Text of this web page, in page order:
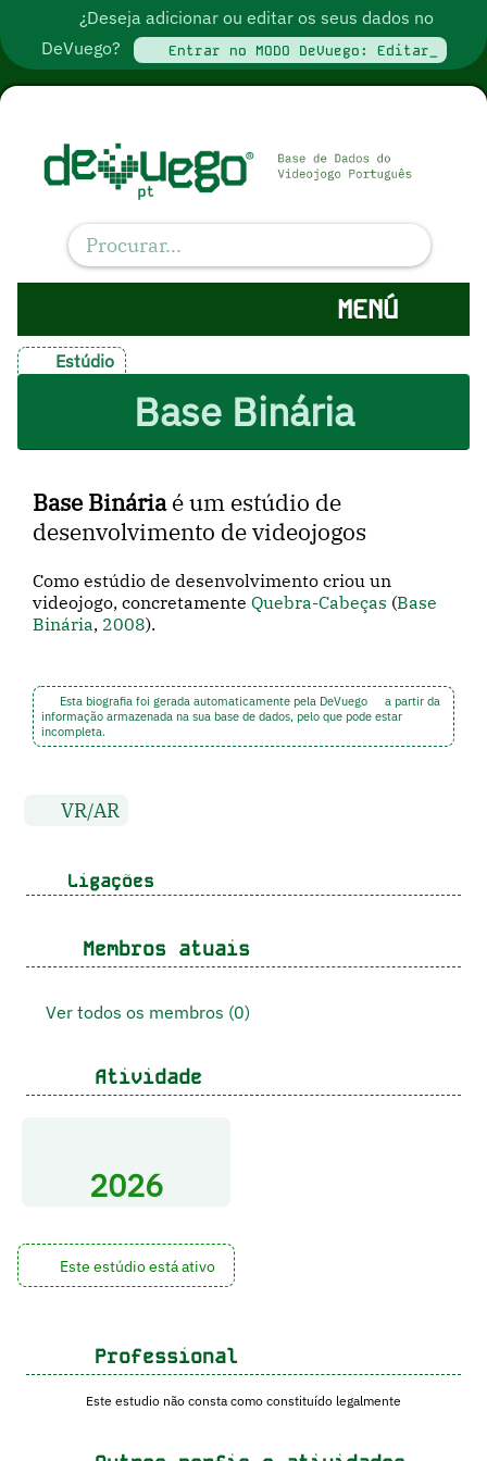
¿Deseja adicionar ou editar os seus dados no
DeVuego?
Entrar no MODO DeVuego: Editar_
MENÚ
Estúdio
Base Binária
Base Bináriaé um estúdio de
desenvolvimento de videojogos
Como estúdio de desenvolvimento criou un
videojogo, concretamenteQuebra-Cabeças (Base
Binária, 2008).
Esta biografia foi gerada automaticamente pela DeVuego
a partir da
informação armazenada na sua base de dados, pelo que pode estar
incompleta.
VR/AR
Ligações
Membros atuais
Ver todos os membros (0)
Atividade
2026
Este estúdio está ativo
Professional
Este estudio não consta como constituído legalmente